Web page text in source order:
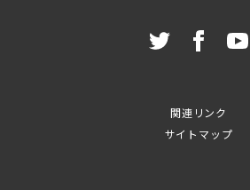
関連リンク
サイトマップ